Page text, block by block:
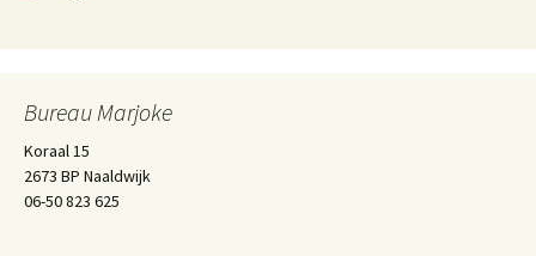
Bureau Marjoke
Koraal 15
2673 BP Naaldwijk
06-50 823 625